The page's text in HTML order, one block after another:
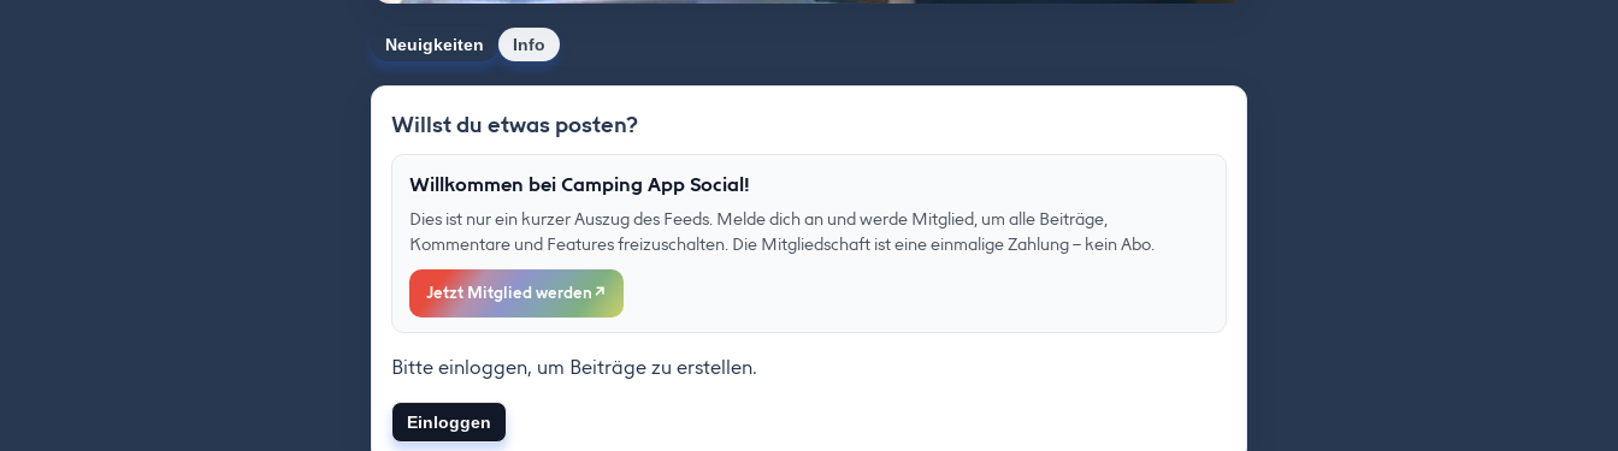
Neuigkeiten Info
Willst du etwas posten?
Willkommen bei Camping App Social!
Dies ist nur ein kurzer Auszug des Feeds. Melde dich an und werde Mitglied, um alle Beiträge,
Kommentare und Features freizuschalten. Die Mitgliedschaft ist eine einmalige Zahlung – kein Abo.
Jetzt Mitglied werden ↗
Bitte einloggen, um Beiträge zu erstellen.
Einloggen